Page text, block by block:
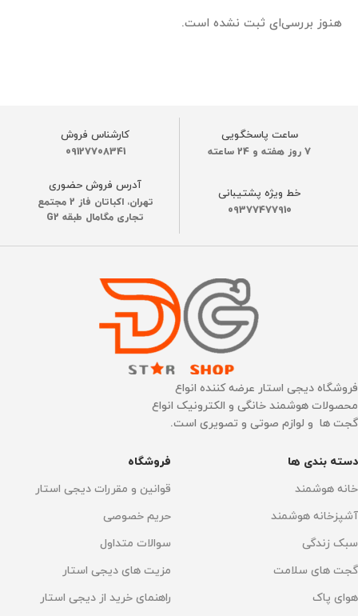
هنوز بررسی‌ای ثبت نشده است.
ساعت پاسخگویی
7 روز هفته و 24 ساعته
کارشناس فروش
09127708341
خط ویژه پشتیبانی
09377477910
آدرس فروش حضوری
تهران، اکباتان فاز 2 مجتمع
تجاری مگامال طبقه G2
فروشگاه دیجی استار عرضه کننده انواع
محصولات هوشمند خانگی و الکترونیک انواع
گجت ها و لوازم صوتی و تصویری است.
دسته بندی ها
خانه هوشمند
آشپزخانه هوشمند
سبک زندگی
گجت های سلامت
هوای پاک
فروشگاه
قوانین و مقررات دیجی استار
حریم خصوصی
سوالات متداول
مزیت های دیجی استار
راهنمای خرید از دیجی استار